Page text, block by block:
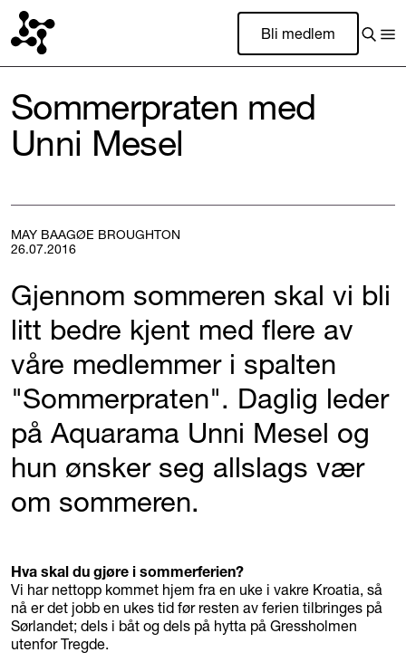
Bli medlem
Sommerpraten med
Unni Mesel
MAY BAAGØE BROUGHTON
26.07.2016
Gjennom sommeren skal vi bli
litt bedre kjent med flere av
våre medlemmer i spalten
"Sommerpraten". Daglig leder
på Aquarama Unni Mesel og
hun ønsker seg allslags vær
om sommeren.
Hva skal du gjøre i sommerferien?
Vi har nettopp kommet hjem fra en uke i vakre Kroatia, så
nå er det jobb en ukes tid før resten av ferien tilbringes på
Sørlandet; dels i båt og dels på hytta på Gressholmen
utenfor Tregde.